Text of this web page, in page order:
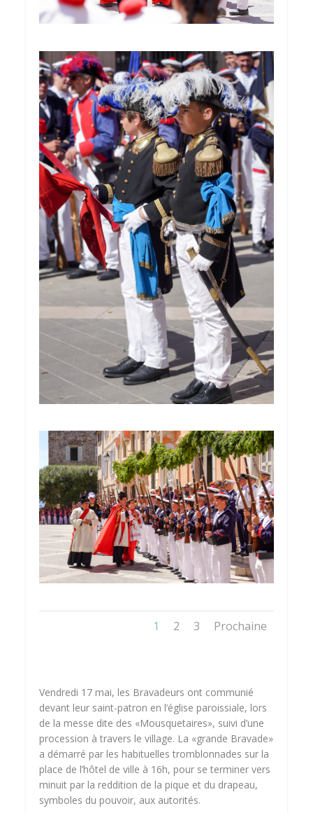
1 2 3 Prochaine
Vendredi 17 mai, les Bravadeurs ont communié
devant leur saint-patron en l’église paroissiale, lors
de la messe dite des «Mousquetaires», suivi d’une
procession à travers le village. La «grande Bravade»
a démarré par les habituelles tromblonnades sur la
place de l’hôtel de ville à 16h, pour se terminer vers
minuit par la reddition de la pique et du drapeau,
symboles du pouvoir, aux autorités.